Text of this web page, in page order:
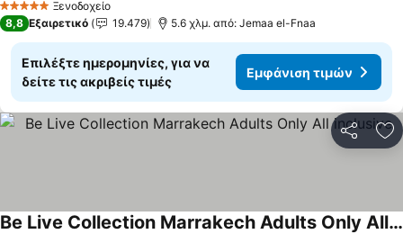
5 Αστέρια Ξενοδοχείο
8,8 Εξαιρετικό 19.479 5.6 χλμ. από: Jemaa el-Fnaa
Επιλέξτε ημερομηνίες, για να
δείτε τις ακριβείς τιμές
Εμφάνιση τιμών
Be Live Collection Marrakech Adults Only All inclusive